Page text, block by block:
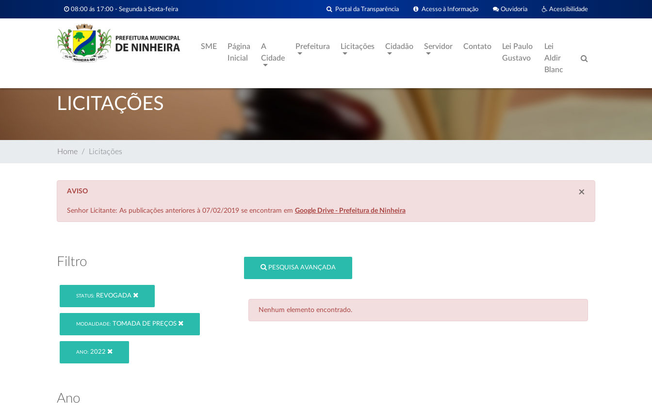
08:00 ás 17:00 - Segunda à Sexta-feira Acessibilidade
Ouvidoria
Acesso à Informação
Portal da Transparência
SME
Página
Inicial
A
Cidade
Prefeitura Licitações Cidadão Servidor Contato
Lei Paulo
Gustavo
Lei
Aldir
Blanc
LICITAÇÕES
Home Licitações
×
AVISO
Senhor Licitante: As publicações anteriores à 07/02/2019 se encontram em Google Drive - Prefeitura de Ninheira
Filtro
STATUS: REVOGADA
MODALIDADE: TOMADA DE PREÇOS
ANO: 2022
Ano
PESQUISA AVANÇADA
Nenhum elemento encontrado.